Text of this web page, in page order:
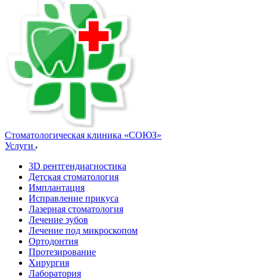
Стоматологическая клиника «СОЮЗ»
Услуги
3D рентгендиагностика
Детская стоматология
Имплантация
Исправление прикуса
Лазерная стоматология
Лечение зубов
Лечение под микроскопом
Ортодонтия
Протезирование
Хирургия
Лаборатория